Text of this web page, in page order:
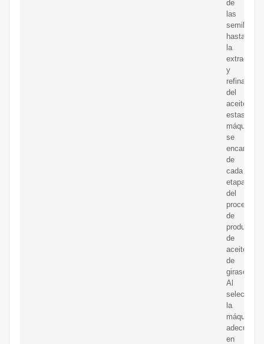
de
las
semillas
hasta
la
extracción
y
refinación
del
aceite,
estas
máquinas
se
encargan
de
cada
etapa
del
proceso
de
producción
de
aceite
de
girasol.
Al
la
máquina
adecuada
en